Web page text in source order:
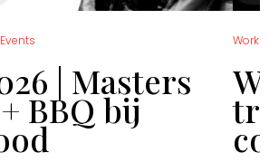
| Masters
BBQ bij